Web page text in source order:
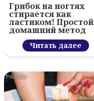
Грибок на ногтях
стирается как
ластиком! Простой
домашний метод
Читать далее